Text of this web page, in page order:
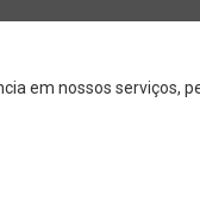
em nossos